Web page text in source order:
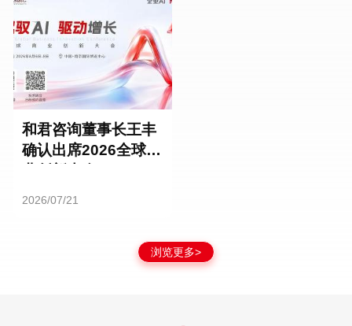
和君咨询董事长王丰
确认出席2026全球商
2026/07/21
浏览更多>